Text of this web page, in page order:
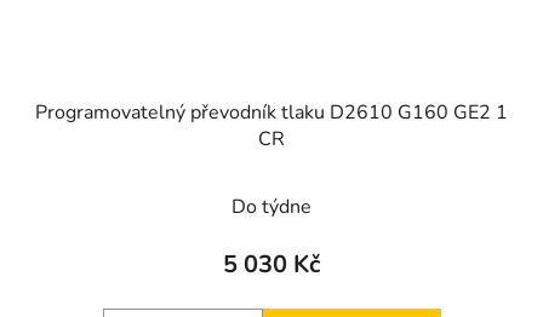
Programovatelný převodník tlaku D2610 G160 GE2 1
CR
Do týdne
5 030 Kč